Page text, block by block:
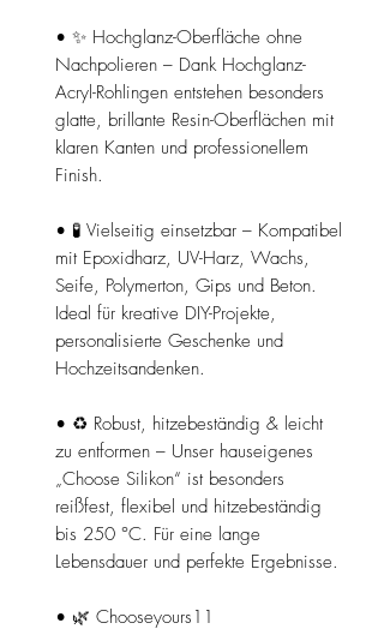
• ✨ Hochglanz-Oberfläche ohne
Nachpolieren – Dank Hochglanz-
Acryl-Rohlingen entstehen besonders
glatte, brillante Resin-Oberflächen mit
klaren Kanten und professionellem
Finish.
• 🧪 Vielseitig einsetzbar – Kompatibel
mit Epoxidharz, UV-Harz, Wachs,
Seife, Polymerton, Gips und Beton.
Ideal für kreative DIY-Projekte,
personalisierte Geschenke und
Hochzeitsandenken.
• ♻️ Robust, hitzebeständig & leicht
zu entformen – Unser hauseigenes
„Choose Silikon“ ist besonders
reißfest, flexibel und hitzebeständig
bis 250 °C. Für eine lange
Lebensdauer und perfekte Ergebnisse.
• 🌿 Chooseyours11